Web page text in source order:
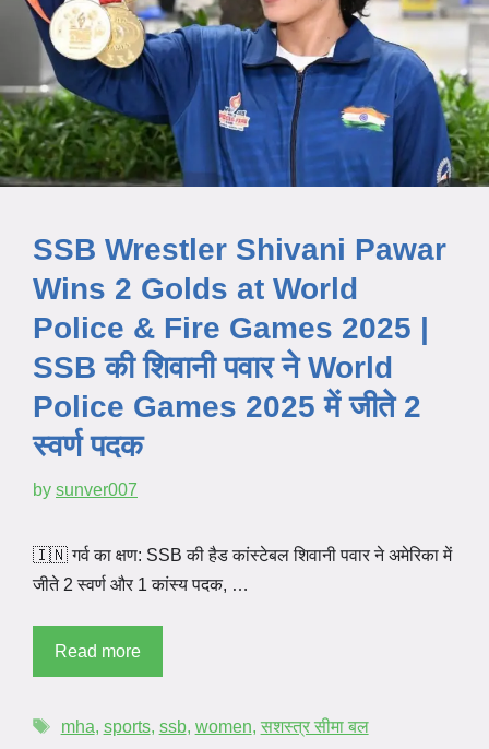
SSB Wrestler Shivani Pawar
Wins 2 Golds at World
Police & Fire Games 2025 |
SSB की शिवानी पवार ने World
Police Games 2025 में जीते 2
स्वर्ण पदक
by sunver007
🇮🇳 गर्व का क्षण: SSB की हैड कांस्टेबल शिवानी पवार ने अमेरिका में
जीते 2 स्वर्ण और 1 कांस्य पदक, …
Read more
mha, sports, ssb, women, सशस्त्र सीमा बल